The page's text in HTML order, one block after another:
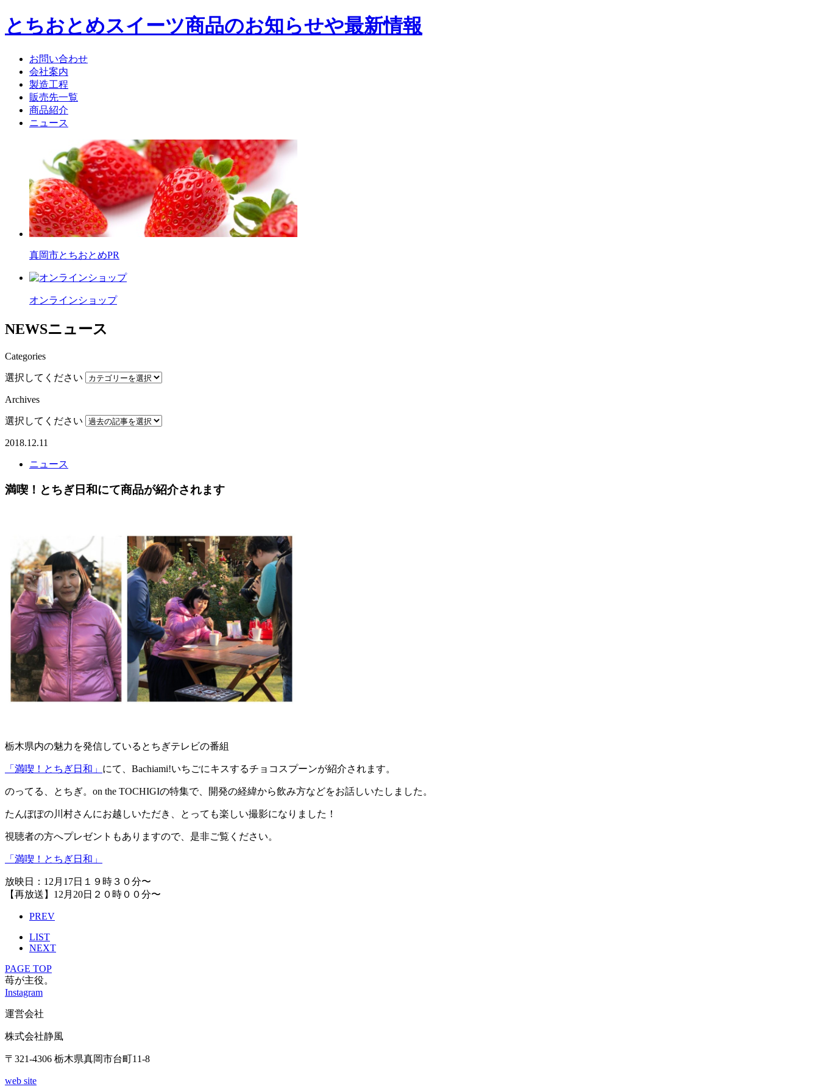
とちおとめスイーツ商品のお知らせや最新情報
お問い合わせ
会社案内
製造工程
販売先一覧
商品紹介
ニュース
真岡市とちおとめPR
オンラインショップ
NEWSニュース
Categories
選択してください
Archives
選択してください
2018.12.11
ニュース
満喫！とちぎ日和にて商品が紹介されます
栃木県内の魅力を発信しているとちぎテレビの番組
「満喫！とちぎ日和」 にて、Bachiami!いちごにキスするチョコスプーンが紹介されます。
のってる、とちぎ。on the TOCHIGIの特集で、開発の経緯から飲み方などをお話しいたしました。
たんぽぽの川村さんにお越しいただき、とっても楽しい撮影になりました！
視聴者の方へプレゼントもありますので、是非ご覧ください。
「満喫！とちぎ日和」
放映日：12月17日１９時３０分〜
【再放送】 12月20日２０時００分〜
PREV
LIST
NEXT
PAGE TOP
苺が主役。
Instagram
運営会社
株式会社静風
〒321-4306 栃木県真岡市台町11-8
web site